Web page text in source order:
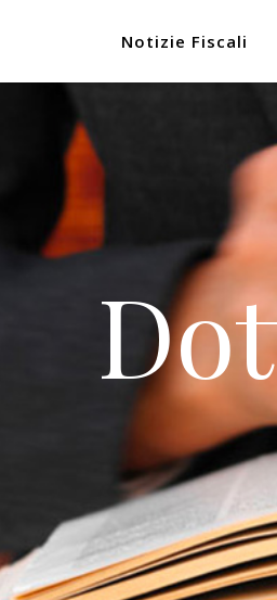
Notizie Fiscali